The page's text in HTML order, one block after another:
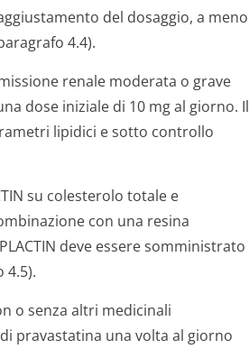
del dosaggio, a meno
4.4).
renale moderata o grave
dose iniziale di 10 mg al giorno. Il
lipidici e sotto controllo
su colesterolo totale e
con una resina
deve essere somministrato
4.5).
o senza altri medicinali
pravastatina una volta al giorno